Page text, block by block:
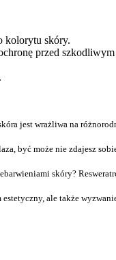
kolorytu skóry.
przed
jest wrażliwa na
być może nie zdajesz
skóry?
ale także